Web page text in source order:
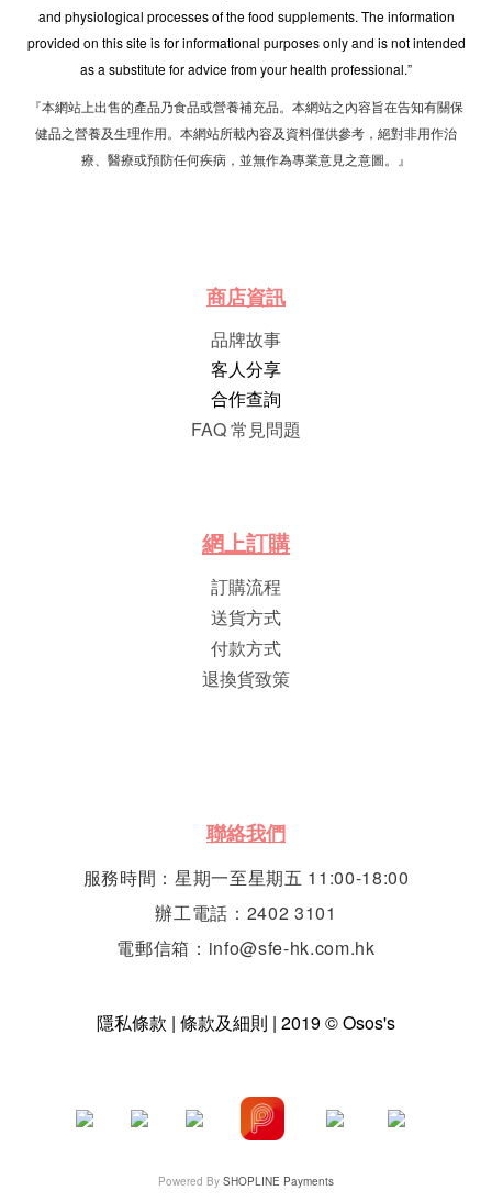
and physiological processes of the food supplements. The information
provided on this site is for informational purposes only and is not intended
as a substitute for advice from your health professional.”
『本網站上出售的產品乃食品或營養補充品。本網站之內容旨在告知有關保
健品之營養及生理作用。本網站所載內容及資料僅供參考，絕對非用作治
療、醫療或預防任何疾病，並無作為專業意見之意圖。』
商店資訊
品牌故事
客人分享
合作查詢
FAQ 常見問題
網上訂購
訂購流程
送貨方式
付款方式
退換貨致策
聯絡我們
服務時間：星期一至星期五 11:00-18:00
辦工電話：2402 3101
電郵信箱：info@sfe-hk.com.hk
隱私條款 | 條款及細則 | 2019 © Osos's
Powered By SHOPLINE Payments